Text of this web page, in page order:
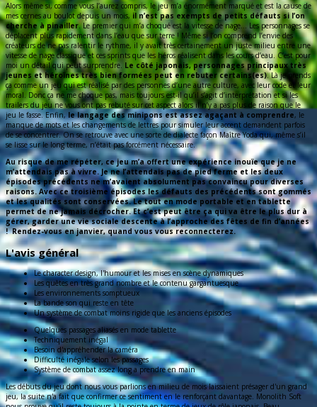
Alors même si, comme vous l’aurez compris, le jeu m’a énormément marqué et est la cause de
mes cernes au boulot depuis un mois, il n’est pas exempts de petits défauts si l’on
cherche à pinailler. Le premier qui m’a choqué est la vitesse de nage… Les personnages se
déplacent plus rapidement dans l’eau que sur terre ! Même si l’on comprend l’envie des
créateurs de ne pas ralentir le rythme, il y avait très certainement un juste milieu entre une
vitesse de nage classique et ces sprints que les héros réalisent dans les cours d’eau. C’est pour
moi un détail qui peut surprendre. Le côté japonais, personnages principaux très
jeunes et héroïnes très bien formées peut en rebuter certains(es). Là je prends
ça comme un jeu qui est réalisé par des personnes d’une autre culture, avec leur code et leur
moral. Donc ça ne me choque pas, mais toujours est-il qu’il s’agit d’interprétation et si les
trailers du jeu ne vous ont pas rebuté sur cet aspect alors il n’y a pas plus de raison que le
jeu le fasse. Enfin,le langage des minipons est assez agaçant à comprendre, le
manque de mots et les changements de lettres pour simuler leur accent demandent parfois
de se concentrer. On se retrouve avec une sorte de dialecte façon Maître Yoda qui, même s’il
se lisse sur le long terme, n’était pas forcément nécessaire.
Au risque de me répéter, ce jeu m’a offert une expérience inouïe que je ne
m’attendais pas à vivre. Je ne l’attendais pas de pied ferme et les deux
épisodes précédents ne m’avaient absolument pas convaincu pour diverses
raisons. Avec ce troisième épisodes les défauts des précédents sont gommés
et les qualités sont conservées. Le tout en mode portable et en tablette
permet de ne jamais décrocher. Et c’est peut être ça qui va être le plus dur à
gérer, garder une vie sociale descente à l’approche des fêtes de fin d’années
! Rendez-vous en janvier, quand vous vous reconnecterez.
L'avis général
Le character design, l'humour et les mises en scène dynamiques
Les quêtes en très grand nombre et le contenu gargantuesque
Les environnements somptueux
La bande son qui reste en tête
Un système de combat moins rigide que les anciens épisodes
Quelques passages aliasés en mode tablette
Techniquement inégal
Besoin d'appréhender la caméra
Difficulté inégale selon les passages
Système de combat assez long a prendre en main
Les débuts du jeu dont nous vous parlions en milieu de mois laissaient présager d'un grand
jeu, la suite n'a fait que confirmer ce sentiment en le renforçant davantage. Monolith Soft